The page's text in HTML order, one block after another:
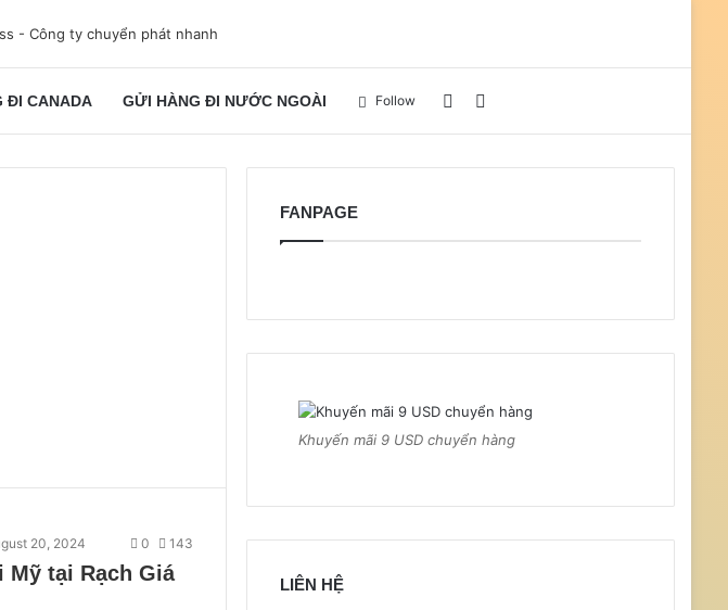
ĐI CANADA GỬI HÀNG ĐI NƯỚC NGOÀI
for
Sidebar
Follow
20, 2024 0 143
Mỹ tại Rạch Giá
FANPAGE
Khuyến mãi 9 USD chuyển hàng
LIÊN HỆ